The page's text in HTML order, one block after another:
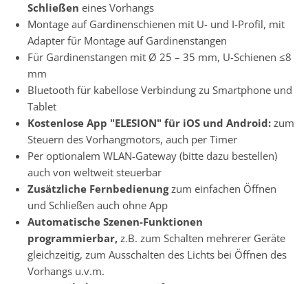
Schließen eines Vorhangs
Montage auf Gardinenschienen mit U- und I-Profil, mit
Adapter für Montage auf Gardinenstangen
Für Gardinenstangen mit Ø 25 – 35 mm, U-Schienen ≤8
mm
Bluetooth für kabellose Verbindung zu Smartphone und
Tablet
Kostenlose App "ELESION" für iOS und Android: zum
Steuern des Vorhangmotors, auch per Timer
Per optionalem WLAN-Gateway (bitte dazu bestellen)
auch von weltweit steuerbar
Zusätzliche Fernbedienungzum einfachen Öffnen
und Schließen auch ohne App
Automatische Szenen-Funktionen
programmierbar, z.B. zum Schalten mehrerer Geräte
gleichzeitig, zum Ausschalten des Lichts bei Öffnen des
Vorhangs u.v.m.